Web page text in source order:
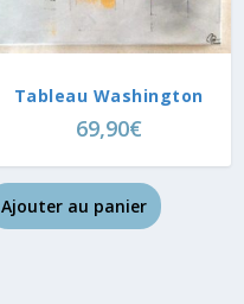
Tableau Washington
69,90€
Ajouter au panier